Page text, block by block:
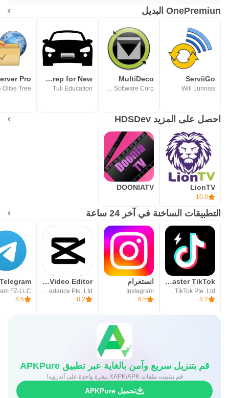
OnePremiun البديل
ServiiGo
Will Lunniss
MultiDeco
HHS Software Corp.
TLC Exam Center: Prep for New
Tuli Education
Pro
Olive Tree
احصل على المزيد HDSDev
LionTV
10.0
DOONIATV
التطبيقات الساخنة في آخر 24 ساعة
TikTok Lite - Faster TikTok
TikTok Pte. Ltd.
8.2
انستغرام
Instagram
6.5
CapCut: Photo & Video Editor
Bytedance Pte. Ltd.
8.2
Telegram
FZ-LLC
8.5
قم بتنزيل سريع وآمن بالغاية عبر تطبيق APKPure
قم بتثبيت ملفات XAPK/APK بنقرة واحدة على أندرويد!
تحميل APKPure